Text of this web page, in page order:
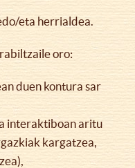
eta herrialdea.
oro:
duen kontura sar
interaktiboan aritu
kargatzea,